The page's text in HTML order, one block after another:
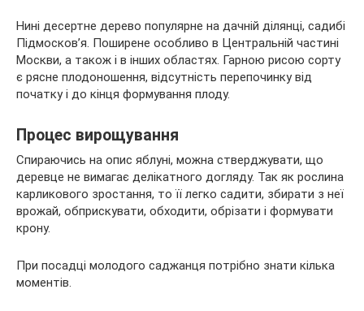
Нині десертне дерево популярне на дачній ділянці, садибі
Підмосков’я. Поширене особливо в Центральній частині
Москви, а також і в інших областях. Гарною рисою сорту
є рясне плодоношення, відсутність перепочинку від
початку і до кінця формування плоду.
Процес вирощування
Спираючись на опис яблуні, можна стверджувати, що
деревце не вимагає делікатного догляду. Так як рослина
карликового зростання, то її легко садити, збирати з неї
врожай, обприскувати, обходити, обрізати і формувати
крону.
При посадці молодого саджанця потрібно знати кілька
моментів.